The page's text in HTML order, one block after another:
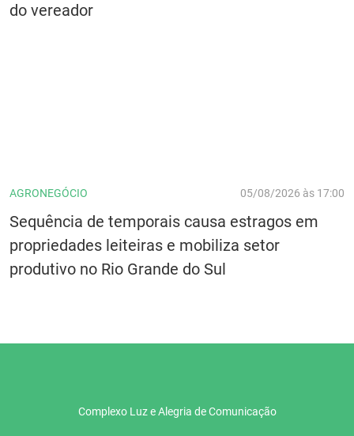
do vereador
AGRONEGÓCIO 05/08/2026 às 17:00
Sequência de temporais causa estragos em
propriedades leiteiras e mobiliza setor
produtivo no Rio Grande do Sul
Complexo Luz e Alegria de Comunicação